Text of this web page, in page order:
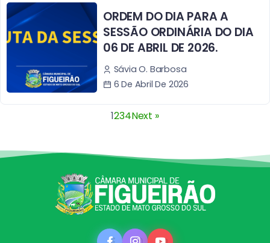
ORDEM DO DIA PARA A
SESSÃO ORDINÁRIA DO DIA
06 DE ABRIL DE 2026.
Sávia O. Barbosa
6 De Abril De 2026
1234Next »